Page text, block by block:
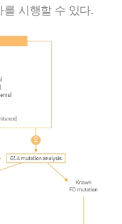
를 시행할 수 있다.